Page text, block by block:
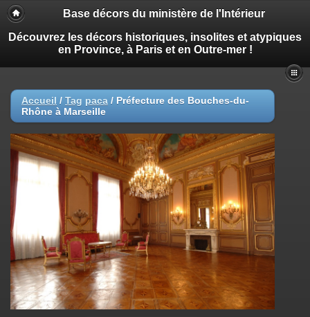
Base décors du ministère de l'Intérieur
Découvrez les décors historiques, insolites et atypiques
en Province, à Paris et en Outre-mer !
Accueil / Tag paca / Préfecture des Bouches-du-
Rhône à Marseille